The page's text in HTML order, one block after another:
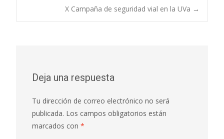
A ar
entradas
X Campaña de seguridad vial en la UVa →
Deja una respuesta
Tu dirección de correo electrónico no será
publicada. Los campos obligatorios están
marcados con *